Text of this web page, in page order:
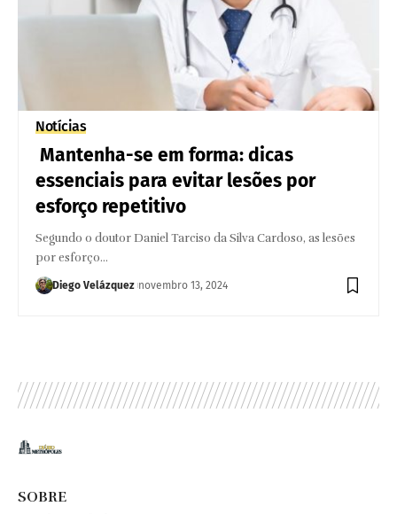
Notícias
Mantenha-se em forma: dicas
essenciais para evitar lesões por
esforço repetitivo
Segundo o doutor Daniel Tarciso da Silva Cardoso, as lesões
por esforço…
Diego Velázquez novembro 13, 2024
SOBRE